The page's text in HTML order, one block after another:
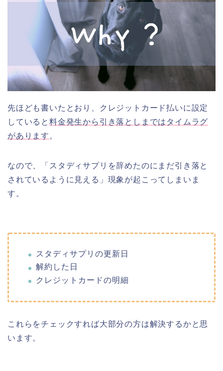
先ほども書いたとおり、クレジットカード払いに設定
していると 料金発生から引き落としまではタイムラグ
があります 。
なので、「スタディサプリを辞めたのにまだ引き落と
されているように見える」現象が起こってしまいま
す。
スタディサプリの更新日
解約した日
クレジットカードの明細
これらをチェックすれば大部分の方は解決するかと思
います。